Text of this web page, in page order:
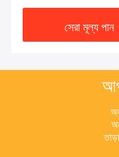
সেরা মূল্য পান